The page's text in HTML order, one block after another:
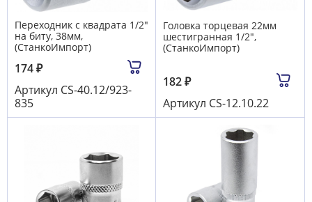
Переходник с квадрата 1/2"
на биту, 38мм,
(СтанкоИмпорт)
174₽
Артикул CS-40.12/923-
835
Головка торцевая 22мм
шестигранная 1/2",
(СтанкоИмпорт)
182₽
Артикул CS-12.10.22